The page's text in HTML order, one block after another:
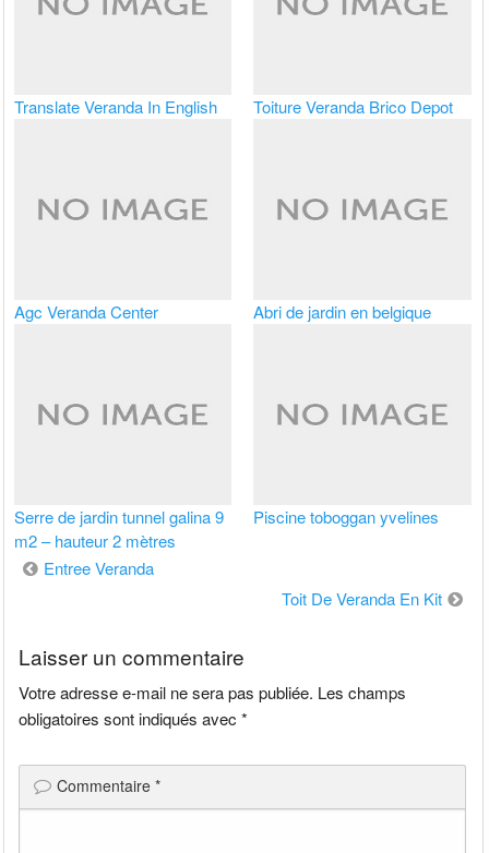
Translate Veranda In English Toiture Veranda Brico Depot
Agc Veranda Center Abri de jardin en belgique
Serre de jardin tunnel galina 9
m2 – hauteur 2 mètres
Piscine toboggan yvelines
Navigation
Entree Veranda
Toit De Veranda En Kit
Laisser un commentaire
Votre adresse e-mail ne sera pas publiée. Les champs
obligatoires sont indiqués avec*
Commentaire*